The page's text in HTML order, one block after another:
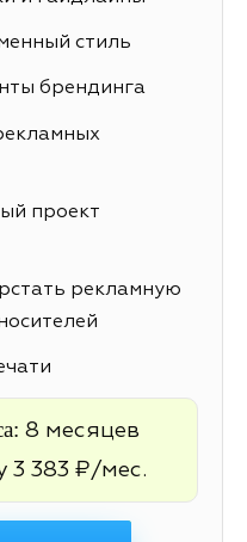
стиль
брендинга
проект
рекламную
8 месяцев
3 383 ₽/мес.